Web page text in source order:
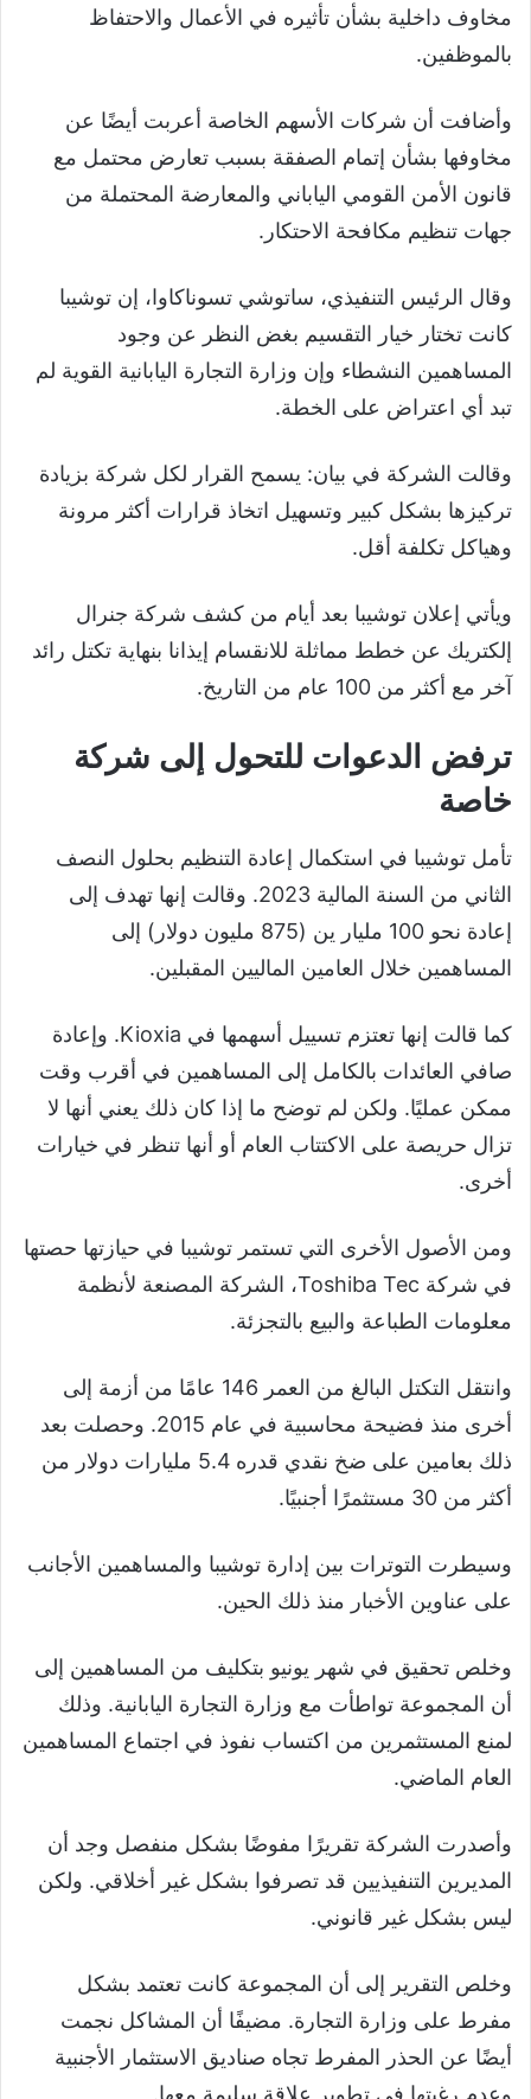
مخاوف داخلية بشأن تأثيره في الأعمال والاحتفاظ
بالموظفين.
وأضافت أن شركات الأسهم الخاصة أعربت أيضًا عن
مخاوفها بشأن إتمام الصفقة بسبب تعارض محتمل مع
قانون الأمن القومي الياباني والمعارضة المحتملة من
جهات تنظيم مكافحة الاحتكار.
وقال الرئيس التنفيذي، ساتوشي تسوناكاوا، إن توشيبا
كانت تختار خيار التقسيم بغض النظر عن وجود
المساهمين النشطاء وإن وزارة التجارة اليابانية القوية لم
تبد أي اعتراض على الخطة.
وقالت الشركة في بيان: يسمح القرار لكل شركة بزيادة
تركيزها بشكل كبير وتسهيل اتخاذ قرارات أكثر مرونة
وهياكل تكلفة أقل.
ويأتي إعلان توشيبا بعد أيام من كشف شركة جنرال
إلكتريك عن خطط مماثلة للانقسام إيذانا بنهاية تكتل رائد
آخر مع أكثر من 100 عام من التاريخ.
ترفض الدعوات للتحول إلى شركة
خاصة
تأمل توشيبا في استكمال إعادة التنظيم بحلول النصف
الثاني من السنة المالية 2023. وقالت إنها تهدف إلى
إعادة نحو 100 مليار ين (875 مليون دولار) إلى
المساهمين خلال العامين الماليين المقبلين.
كما قالت إنها تعتزم تسييل أسهمها في Kioxia. وإعادة
صافي العائدات بالكامل إلى المساهمين في أقرب وقت
ممكن عمليًا. ولكن لم توضح ما إذا كان ذلك يعني أنها لا
تزال حريصة على الاكتتاب العام أو أنها تنظر في خيارات
أخرى.
ومن الأصول الأخرى التي تستمر توشيبا في حيازتها حصتها
في شركة Toshiba Tec، الشركة المصنعة لأنظمة
معلومات الطباعة والبيع بالتجزئة.
وانتقل التكتل البالغ من العمر 146 عامًا من أزمة إلى
أخرى منذ فضيحة محاسبية في عام 2015. وحصلت بعد
ذلك بعامين على ضخ نقدي قدره 5.4 مليارات دولار من
أكثر من 30 مستثمرًا أجنبيًا.
وسيطرت التوترات بين إدارة توشيبا والمساهمين الأجانب
على عناوين الأخبار منذ ذلك الحين.
وخلص تحقيق في شهر يونيو بتكليف من المساهمين إلى
أن المجموعة تواطأت مع وزارة التجارة اليابانية. وذلك
لمنع المستثمرين من اكتساب نفوذ في اجتماع المساهمين
العام الماضي.
وأصدرت الشركة تقريرًا مفوضًا بشكل منفصل وجد أن
المديرين التنفيذيين قد تصرفوا بشكل غير أخلاقي. ولكن
ليس بشكل غير قانوني.
وخلص التقرير إلى أن المجموعة كانت تعتمد بشكل
مفرط على وزارة التجارة. مضيفًا أن المشاكل نجمت
أيضًا عن الحذر المفرط تجاه صناديق الاستثمار الأجنبية
وعدم رغبتها في تطوير علاقة سليمة معها.